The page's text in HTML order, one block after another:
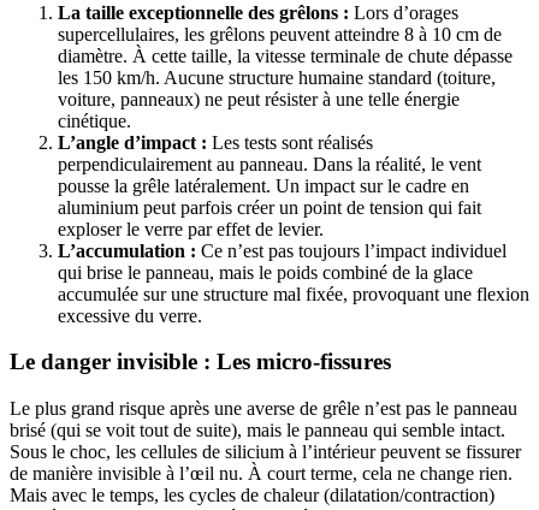
La taille exceptionnelle des grêlons : Lors d’orages
supercellulaires, les grêlons peuvent atteindre 8 à 10 cm de
diamètre. À cette taille, la vitesse terminale de chute dépasse
les 150 km/h. Aucune structure humaine standard (toiture,
voiture, panneaux) ne peut résister à une telle énergie
cinétique.
L’angle d’impact : Les tests sont réalisés
perpendiculairement au panneau. Dans la réalité, le vent
pousse la grêle latéralement. Un impact sur le cadre en
aluminium peut parfois créer un point de tension qui fait
exploser le verre par effet de levier.
L’accumulation : Ce n’est pas toujours l’impact individuel
qui brise le panneau, mais le poids combiné de la glace
accumulée sur une structure mal fixée, provoquant une flexion
excessive du verre.
Le danger invisible : Les micro-fissures
Le plus grand risque après une averse de grêle n’est pas le panneau
brisé (qui se voit tout de suite), mais le panneau qui semble intact.
Sous le choc, les cellules de silicium à l’intérieur peuvent se fissurer
de manière invisible à l’œil nu. À court terme, cela ne change rien.
Mais avec le temps, les cycles de chaleur (dilatation/contraction)